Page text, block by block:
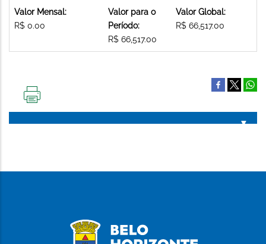
Valor Mensal:
R$ 0.00
Valor para o
Período:
R$ 66,517.00
Valor Global:
R$ 66,517.00
PÁGINA